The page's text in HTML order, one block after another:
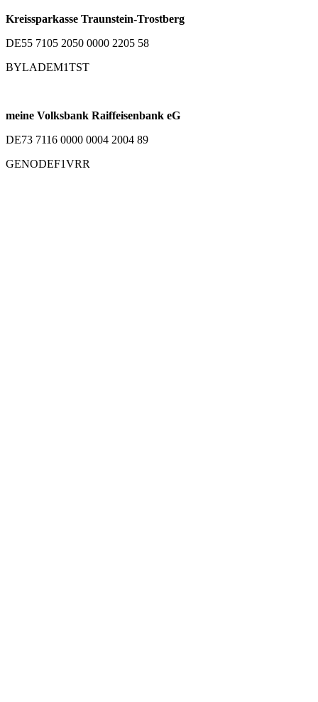
Kreissparkasse Traunstein-Trostberg
DE55 7105 2050 0000 2205 58
BYLADEM1TST
meine Volksbank Raiffeisenbank eG
DE73 7116 0000 0004 2004 89
GENODEF1VRR